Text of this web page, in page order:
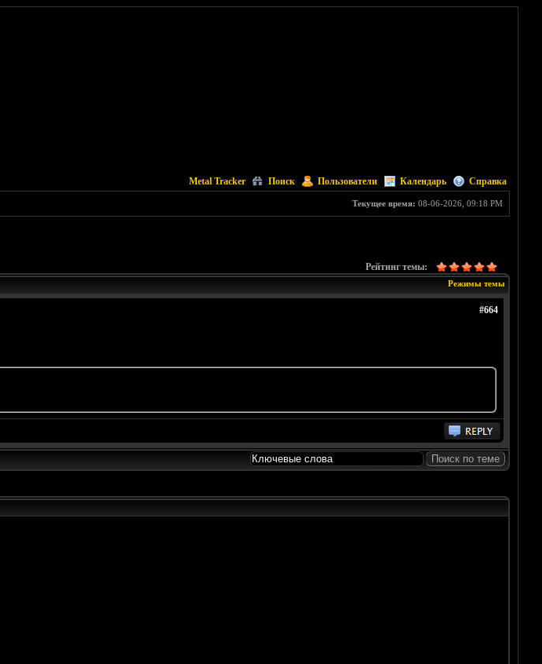
Metal Tracker Поиск Пользователи Календарь Справка
Текущее время: 08-06-2026, 09:18 PM
Рейтинг темы:
Режимы темы
#664